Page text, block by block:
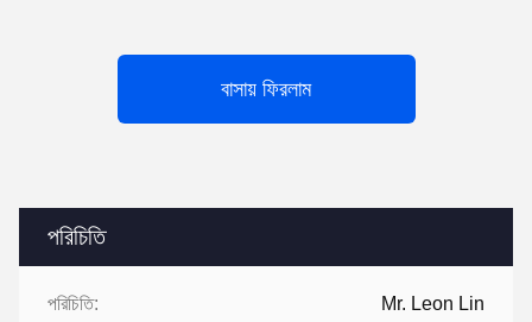
পরিচিতি
পরিচিতি: Mr. Leon Lin
বাসায় ফিরলাম